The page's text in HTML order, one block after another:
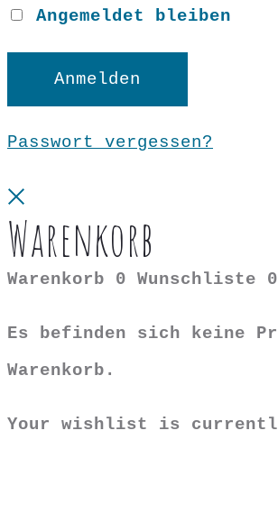
Angemeldet bleiben
Anmelden
Passwort vergessen?
Warenkorb
Warenkorb 0 Wunschliste 0
Es befinden sich keine
Warenkorb.
Your wishlist is